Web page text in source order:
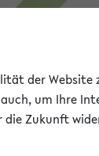
der
um Ihre
Zukunft